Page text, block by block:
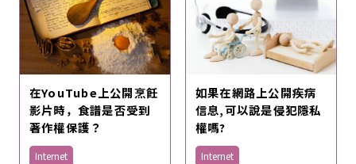
在YouTube上公開烹飪
影片時，食譜是否受到
著作權保護？
Internet
如果在網路上公開疾病
信息,可以說是侵犯隱私
權嗎?
Internet